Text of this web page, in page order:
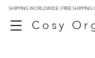
Cosy
SHIPPING WORLDWIDE | FREE